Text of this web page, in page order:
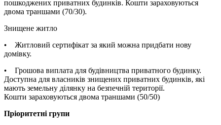
пошкоджених приватних будинків. Кошти зараховуються
двома траншами (70/30).
Знищене житло
• Житловий сертифікат за який можна придбати нову
домівку.
• Грошова виплата для будівництва приватного будинку.
Доступна для власників знищених приватних будинків, які
мають земельну ділянку на безпечній території.
Кошти зараховуються двома траншами (50/50)
Пріоритетні групи